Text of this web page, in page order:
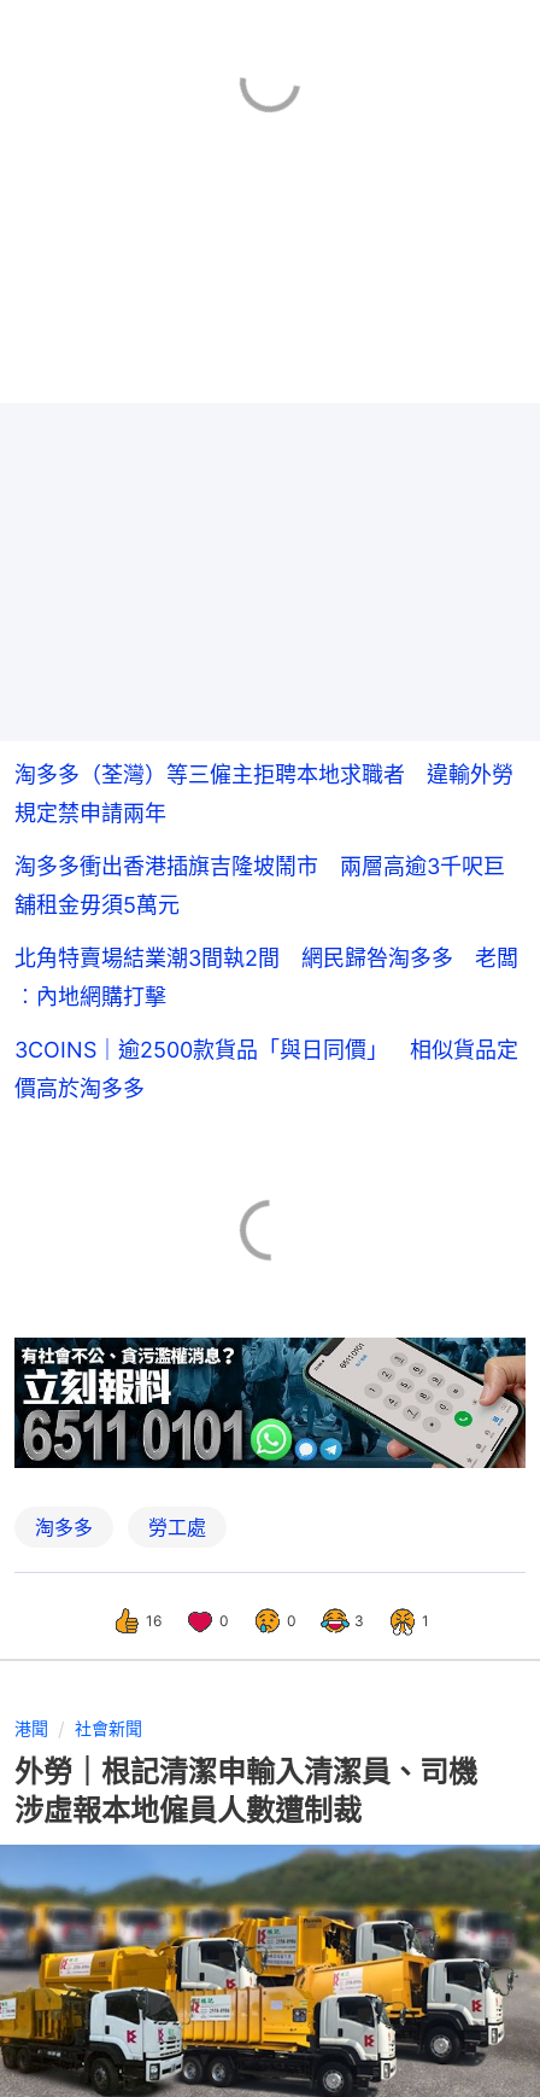
淘多多（荃灣）等三僱主拒聘本地求職者 違輸外勞
規定禁申請兩年
淘多多衝出香港插旗吉隆坡鬧市 兩層高逾3千呎巨
舖租金毋須5萬元
北角特賣場結業潮3間執2間 網民歸咎淘多多 老闆
︰內地網購打擊
3COINS｜逾2500款貨品「與日同價」 相似貨品定
價高於淘多多
淘多多 勞工處
16 0 0 3 1
港聞 社會新聞
外勞｜根記清潔申輸入清潔員、司機
涉虛報本地僱員人數遭制裁